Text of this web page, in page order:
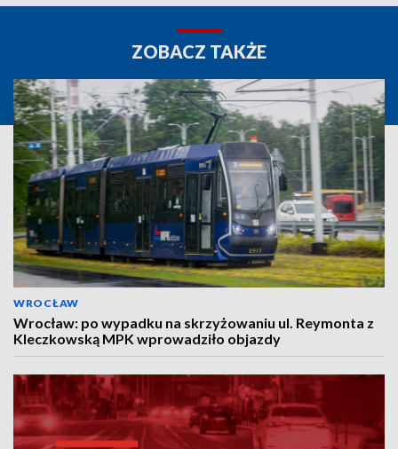
ZOBACZ TAKŻE
WROCŁAW
Wrocław: po wypadku na skrzyżowaniu ul. Reymonta z
Kleczkowską MPK wprowadziło objazdy